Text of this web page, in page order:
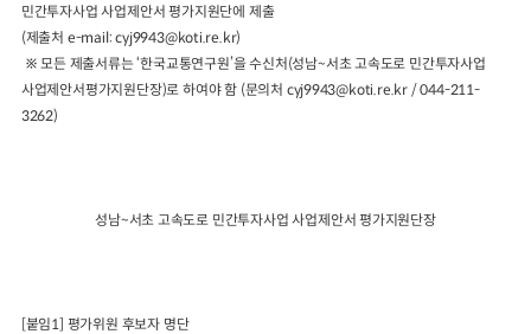
민간투자사업 사업제안서 평가지원단에 제출
(제출처 e-mail: cyj9943@koti.re.kr)
※ 모든 제출서류는‘한국교통연구원’을 수신처 (성남~서초 고속도로 민간투자사업
사업제안서평가지원단장)로 하여야 함 (문의처 cyj9943@koti.re.kr / 044-211-
3262)
성남~서초 고속도로 민간투자사업 사업제안서 평가지원단장
[붙임1] 평가위원 후보자 명단